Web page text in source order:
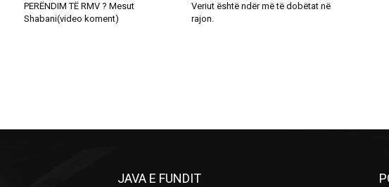
PERËNDIM TË RMV ? Mesut
Shabani(video koment)
Veriut është ndër më të dobëtat në
rajon.
JAVA E FUNDIT